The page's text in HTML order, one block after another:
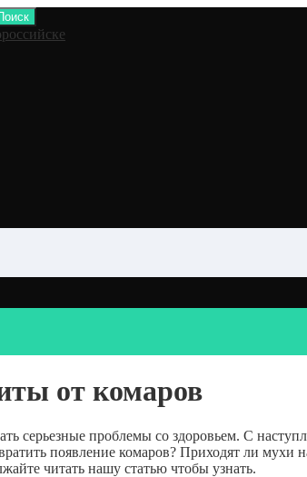
от комаров
серьезные проблемы со здоровьем. С
появление комаров? Приходят ли мухи
читать нашу статью чтобы узнать.